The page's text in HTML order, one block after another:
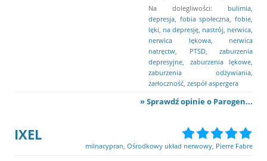
Na dolegliwości: bulimia
depresja fobia społeczna ,fobie
lęki na depresję nastrój nerwica
nerwica lękowa, nerwica
natręctw
PTSD, zaburzenia
depresyjne
zaburzenia lękowe
zaburzenia odżywiania
żarłoczność zespół aspergera
» Sprawdź opinie o Parogen...
IXEL
milnacypran Ośrodkowy układ nerwowy Pierre Fabre